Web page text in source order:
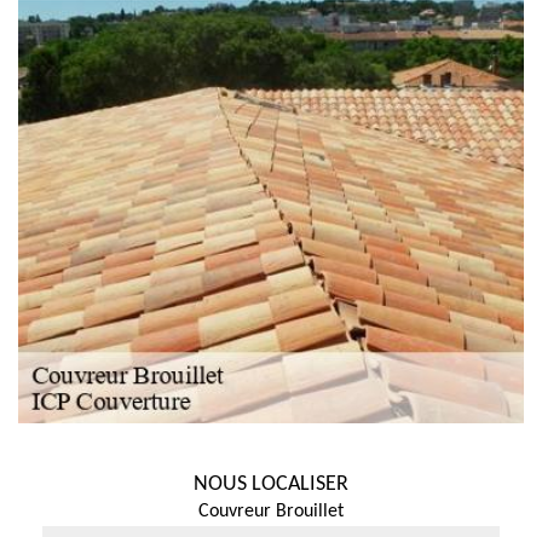
NOUS LOCALISER
Couvreur Brouillet